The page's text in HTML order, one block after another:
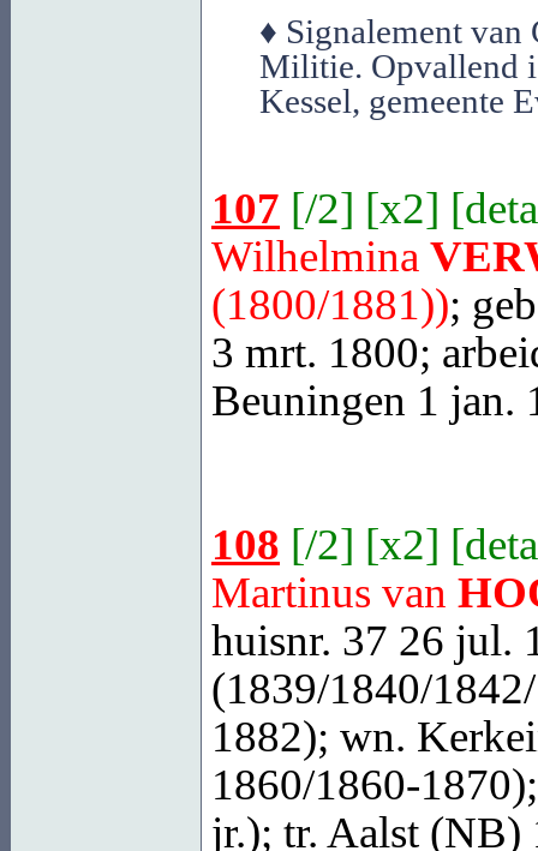
♦ Signalement van
Militie. Opvallend
Kessel, gemeente
107 [/2] [x2] [
Wilhelmina
(1800/1881));
3 mrt. 1800;
Beuningen 1 jan.
108 [/2] [x2] [
Martinus van
huisnr. 37 26 jul.
(1839/1840/
1882); wn.
1860/1860-
jr.); tr. Aalst (NB)